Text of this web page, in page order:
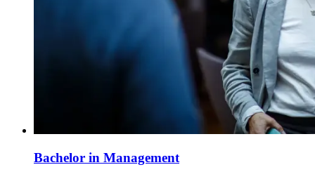
Bachelor in Management